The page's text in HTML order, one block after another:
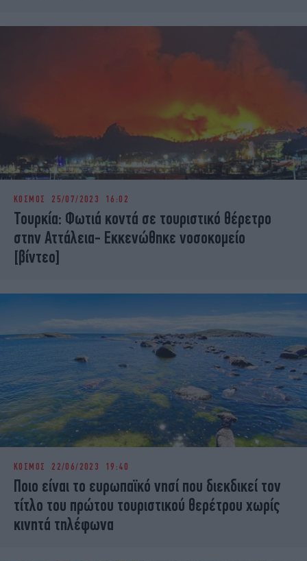
ΚΟΣΜΟΣ 25/07/2023 16:02
Τουρκία: Φωτιά κοντά σε τουριστικό θέρετρο
στην Αττάλεια- Εκκενώθηκε νοσοκομείο
[βίντεο]
ΚΟΣΜΟΣ 22/06/2023 19:40
Ποιο είναι το ευρωπαϊκό νησί που διεκδικεί τον
τίτλο του πρώτου τουριστικού θερέτρου χωρίς
κινητά τηλέφωνα